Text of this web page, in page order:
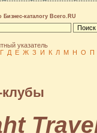
Бизнес-каталогу Всего.RU
указатель
Г Д Е Ж З И К Л М Н О П
клубы